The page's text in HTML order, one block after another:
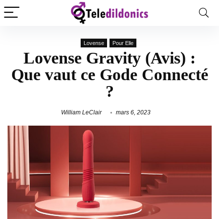
Lovense Pour Elle
Lovense Gravity (Avis) :
Que vaut ce Gode Connecté
?
William LeClair mars 6, 2023